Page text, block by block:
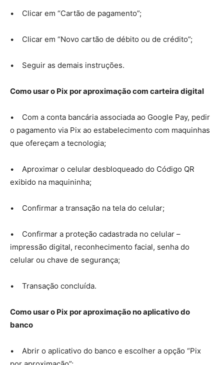
• Clicar em “Cartão de pagamento”;
• Clicar em “Novo cartão de débito ou de crédito”;
• Seguir as demais instruções.
Como usar o Pix por aproximação com carteira digital
• Com a conta bancária associada ao Google Pay, pedir
o pagamento via Pix ao estabelecimento com maquinhas
que ofereçam a tecnologia;
• Aproximar o celular desbloqueado do Código QR
exibido na maquininha;
• Confirmar a transação na tela do celular;
• Confirmar a proteção cadastrada no celular –
impressão digital, reconhecimento facial, senha do
celular ou chave de segurança;
• Transação concluída.
Como usar o Pix por aproximação no aplicativo do
banco
• Abrir o aplicativo do banco e escolher a opção “Pix